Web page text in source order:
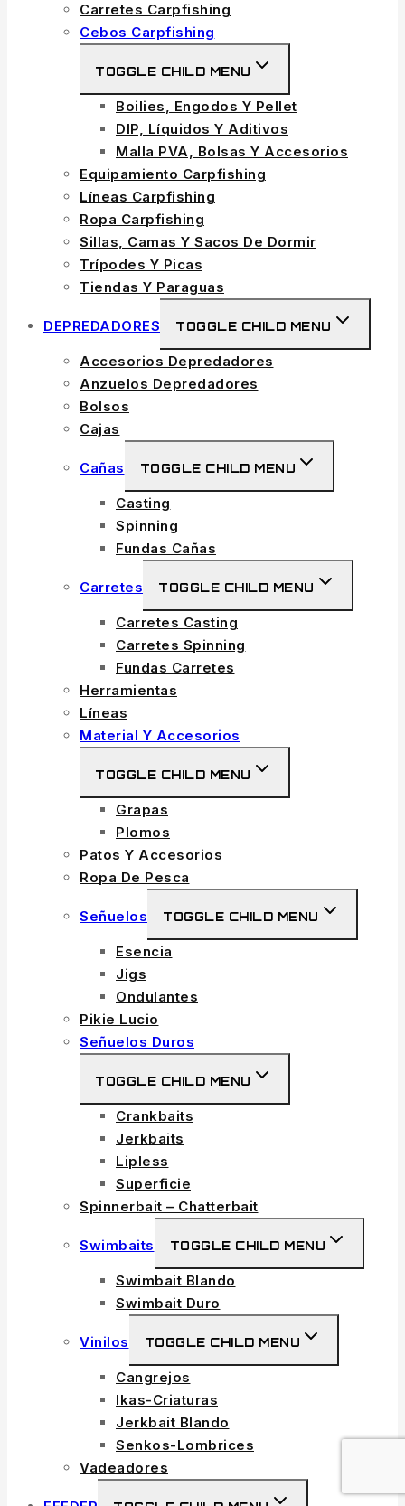
Carretes Carpfishing
Cebos Carpfishing
TOGGLE CHILD MENU
Boilies, Engodos Y Pellet
DIP, Líquidos Y Aditivos
Malla PVA, Bolsas Y Accesorios
Equipamiento Carpfishing
Líneas Carpfishing
Ropa Carpfishing
Sillas, Camas Y Sacos De Dormir
Trípodes Y Picas
Tiendas Y Paraguas
DEPREDADORES TOGGLE CHILD MENU
Accesorios Depredadores
Anzuelos Depredadores
Bolsos
Cajas
Cañas TOGGLE CHILD MENU
Casting
Spinning
Fundas Cañas
Carretes TOGGLE CHILD MENU
Carretes Casting
Carretes Spinning
Fundas Carretes
Herramientas
Líneas
Material Y Accesorios
TOGGLE CHILD MENU
Grapas
Plomos
Patos Y Accesorios
Ropa De Pesca
Señuelos TOGGLE CHILD MENU
Esencia
Jigs
Ondulantes
Pikie Lucio
Señuelos Duros
TOGGLE CHILD MENU
Crankbaits
Jerkbaits
Lipless
Superficie
Spinnerbait – Chatterbait
Swimbaits TOGGLE CHILD MENU
Swimbait Blando
Swimbait Duro
Vinilos TOGGLE CHILD MENU
Cangrejos
Ikas-Criaturas
Jerkbait Blando
Senkos-Lombrices
Vadeadores